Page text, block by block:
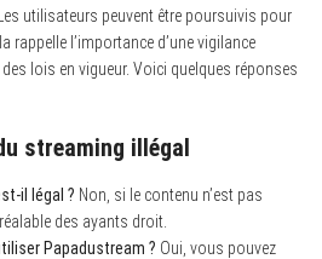
utilisateurs peuvent être poursuivis pour
rappelle l’importance d’une vigilance
lois en vigueur. Voici quelques réponses
streaming illégal
il légal ? Non, si le contenu n’est pas
des ayants droit.
Papadustream ? Oui, vous pouvez